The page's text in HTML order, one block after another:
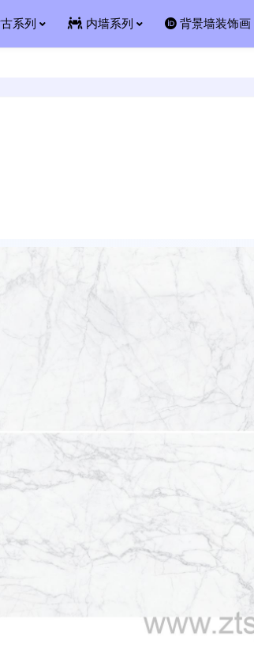
系列 内墙系列 背景墙装饰画